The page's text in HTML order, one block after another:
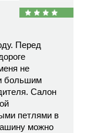
Перед
не
большим
Салон
петлями в
можно